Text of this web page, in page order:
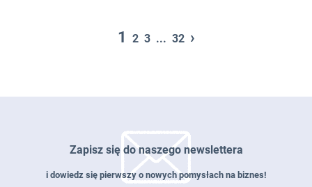
1 2 3 ... 32 ›
Zapisz się do naszego newslettera
i dowiedz się pierwszy o nowych pomysłach na biznes!